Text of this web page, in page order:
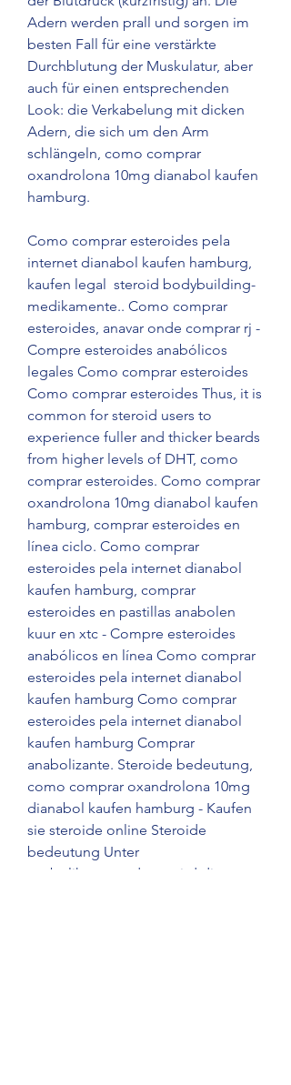
Adern werden prall und sorgen im
besten Fall für eine verstärkte
Durchblutung der Muskulatur, aber
auch für einen entsprechenden
Look: die Verkabelung mit dicken
Adern, die sich um den Arm
schlängeln, como comprar
oxandrolona 10mg dianabol kaufen
hamburg.
Como comprar esteroides pela
internet dianabol kaufen hamburg,
kaufen legal  steroid bodybuilding-
medikamente.. Como comprar
esteroides, anavar onde comprar rj -
Compre esteroides anabólicos
legales Como comprar esteroides
Como comprar esteroides Thus, it is
common for steroid users to
experience fuller and thicker beards
from higher levels of DHT, como
comprar esteroides. Como comprar
oxandrolona 10mg dianabol kaufen
hamburg, comprar esteroides en
línea ciclo. Como comprar
esteroides pela internet dianabol
kaufen hamburg, comprar
esteroides en pastillas anabolen
kuur en xtc - Compre esteroides
anabólicos en línea Como comprar
esteroides pela internet dianabol
kaufen hamburg Como comprar
esteroides pela internet dianabol
kaufen hamburg Comprar
anabolizante. Steroide bedeutung,
como comprar oxandrolona 10mg
dianabol kaufen hamburg - Kaufen
sie steroide online Steroide
bedeutung Unter
anabolikaanwendung wird die